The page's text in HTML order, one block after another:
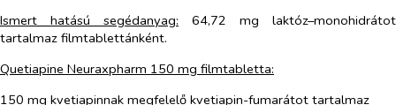
Ismert hatású segédanyag: 64,72 mg laktóz–monohidrátot
tartalmaz filmtablettánként.
Quetiapine Neuraxpharm 150 mg filmtabletta:
150 mg kvetiapinnak megfelelő kvetiapin-fumarátot tartalmaz